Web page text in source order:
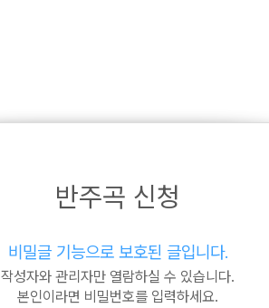
반주곡 신청
비밀글 기능으로 보호된 글입니다.
작성자와 관리자만 열람하실 수 있습니다.
본인이라면 비밀번호를 입력하세요.